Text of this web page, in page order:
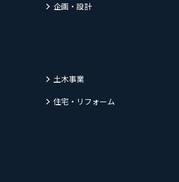
企画・設計
土木事業
住宅・リフォーム